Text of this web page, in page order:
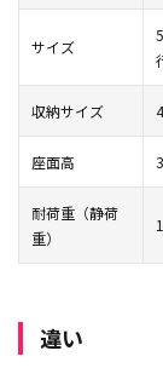
サイズ
収納サイズ
座面高
耐荷重（静荷
重）
違い